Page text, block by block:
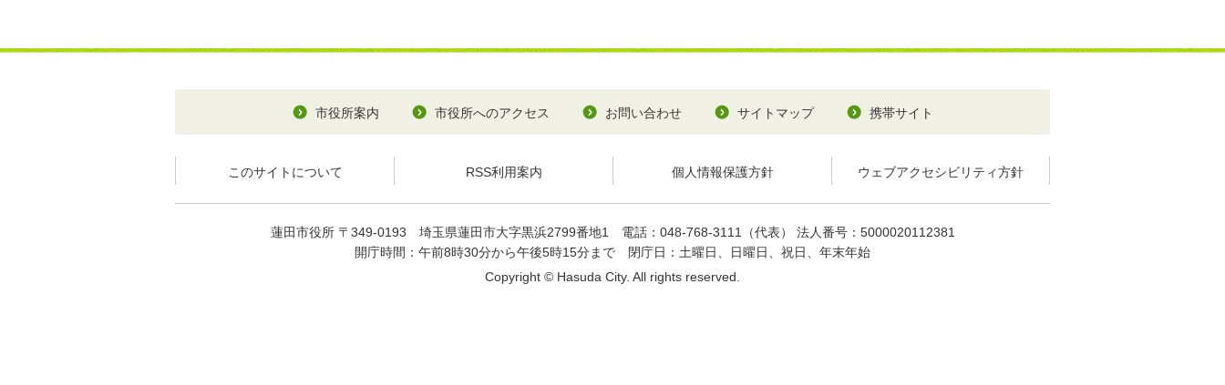
市役所案内 市役所へのアクセス お問い合わせ サイトマップ 携帯サイト
このサイトについて RSS利用案内 個人情報保護方針 ウェブアクセシビリティ方針
蓮田市役所 〒349-0193 埼玉県蓮田市大字黒浜2799番地1 電話：048-768-3111（代表） 法人番号：5000020112381
開庁時間：午前8時30分から午後5時15分まで
閉庁日：土曜日、日曜日、祝日、年末年始
Copyright © Hasuda City. All rights reserved.